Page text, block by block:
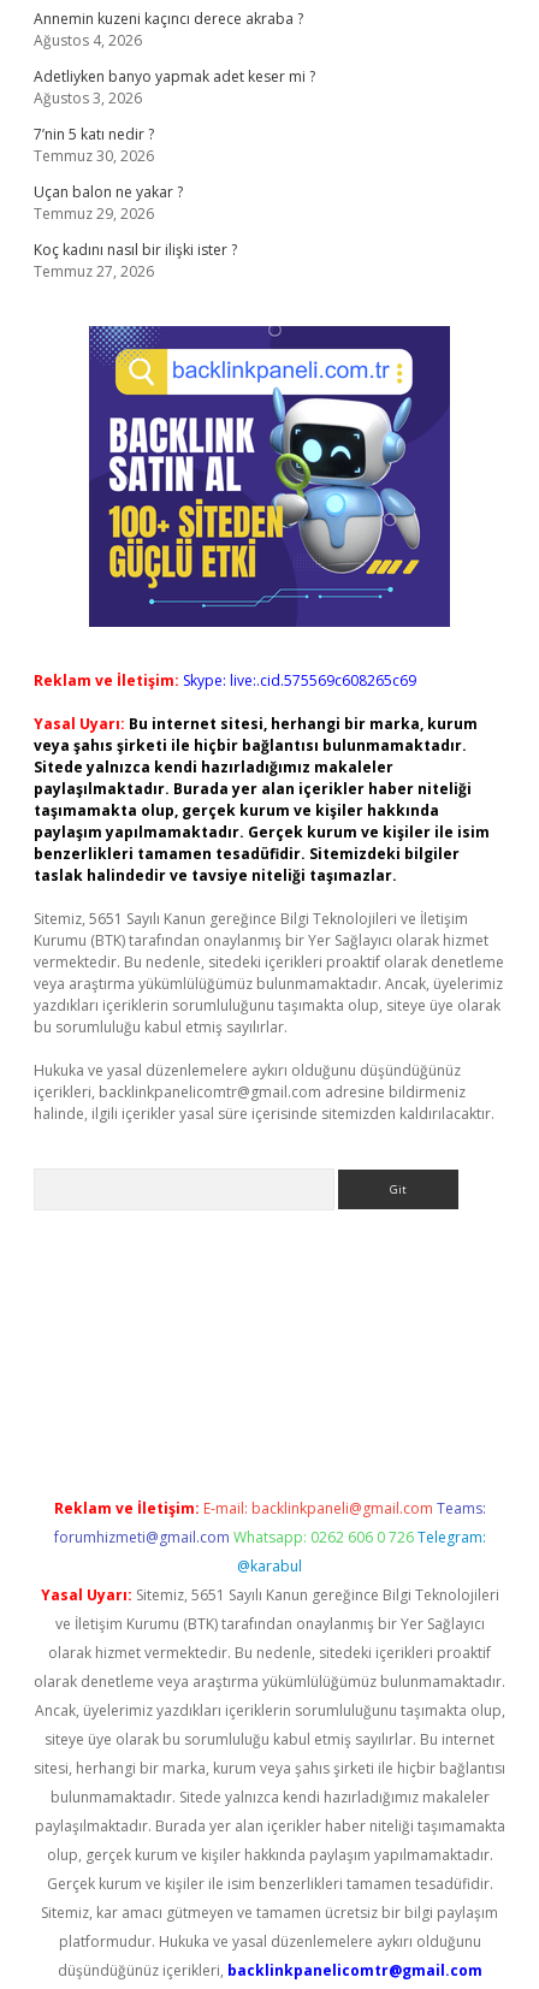
Annemin kuzeni kaçıncı derece akraba ?
Ağustos 4, 2026
Adetliyken banyo yapmak adet keser mi ?
Ağustos 3, 2026
7’nin 5 katı nedir ?
Temmuz 30, 2026
Uçan balon ne yakar ?
Temmuz 29, 2026
Koç kadını nasıl bir ilişki ister ?
Temmuz 27, 2026
Reklam ve İletişim: Skype: live:.cid.575569c608265c69
Yasal Uyarı: Bu internet sitesi, herhangi bir marka, kurum
veya şahıs şirketi ile hiçbir bağlantısı bulunmamaktadır.
Sitede yalnızca kendi hazırladığımız makaleler
paylaşılmaktadır. Burada yer alan içerikler haber niteliği
taşımamakta olup, gerçek kurum ve kişiler hakkında
paylaşım yapılmamaktadır. Gerçek kurum ve kişiler ile isim
benzerlikleri tamamen tesadüfidir. Sitemizdeki bilgiler
taslak halindedir ve tavsiye niteliği taşımazlar.
Sitemiz, 5651 Sayılı Kanun gereğince Bilgi Teknolojileri ve İletişim
Kurumu (BTK) tarafından onaylanmış bir Yer Sağlayıcı olarak hizmet
vermektedir. Bu nedenle, sitedeki içerikleri proaktif olarak denetleme
veya araştırma yükümlülüğümüz bulunmamaktadır. Ancak, üyelerimiz
yazdıkları içeriklerin sorumluluğunu taşımakta olup, siteye üye olarak
bu sorumluluğu kabul etmiş sayılırlar.
Hukuka ve yasal düzenlemelere aykırı olduğunu düşündüğünüz
içerikleri, backlinkpanelicomtr@gmail.com adresine bildirmeniz
halinde, ilgili içerikler yasal süre içerisinde sitemizden kaldırılacaktır.
Reklam ve İletişim: E-mail: backlinkpaneli@gmail.com Teams:
forumhizmeti@gmail.com Whatsapp: 0262 606 0 726 Telegram:
@karabul
Yasal Uyarı: Sitemiz, 5651 Sayılı Kanun gereğince Bilgi Teknolojileri
ve İletişim Kurumu (BTK) tarafından onaylanmış bir Yer Sağlayıcı
olarak hizmet vermektedir. Bu nedenle, sitedeki içerikleri proaktif
olarak denetleme veya araştırma yükümlülüğümüz bulunmamaktadır.
Ancak, üyelerimiz yazdıkları içeriklerin sorumluluğunu taşımakta olup,
siteye üye olarak bu sorumluluğu kabul etmiş sayılırlar. Bu internet
sitesi, herhangi bir marka, kurum veya şahıs şirketi ile hiçbir bağlantısı
bulunmamaktadır. Sitede yalnızca kendi hazırladığımız makaleler
paylaşılmaktadır. Burada yer alan içerikler haber niteliği taşımamakta
olup, gerçek kurum ve kişiler hakkında paylaşım yapılmamaktadır.
Gerçek kurum ve kişiler ile isim benzerlikleri tamamen tesadüfidir.
Sitemiz, kar amacı gütmeyen ve tamamen ücretsiz bir bilgi paylaşım
platformudur. Hukuka ve yasal düzenlemelere aykırı olduğunu
düşündüğünüz içerikleri, backlinkpanelicomtr@gmail.com